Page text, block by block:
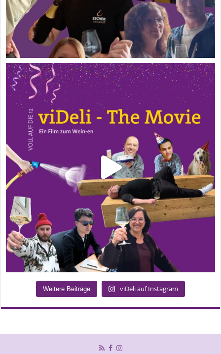
Weitere Beiträge viDeli auf Instagram